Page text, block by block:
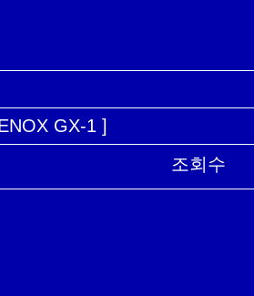
GX-1 ]
조회수